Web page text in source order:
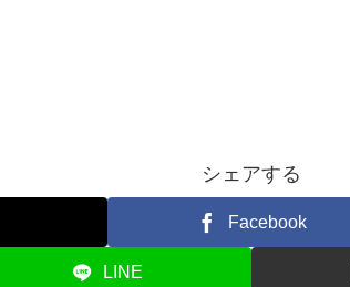
シェアする
Facebook
LINE